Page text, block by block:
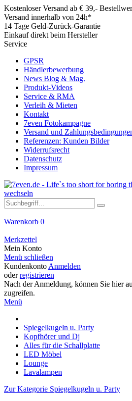
Kostenloser Versand ab € 39,-
Versand innerhalb von 24h*
14 Tage Geld-Zurück-Garantie
Einkauf direkt beim Hersteller
Service
GPSR
Händlerbewerbung
News Blog & Mag.
Produkt-Videos
Service & RMA
Verleih & Mieten
Kontakt
7even Fotokampagne
Versand und
Referenzen: Kunden Bilder
Widerrufsrecht
Datenschutz
Impressum
Warenkorb 0
Merkzettel
Mein Konto
Menü schließen
Kundenkonto Anmelden
oderregistrieren
Nach der Anmeldung, können Sie hier
zugreifen.
Menü
Spiegelkugeln u. Party
Kopfhörer und Dj
Alles für die Schallplatte
LED Möbel
Lounge
Lavalampen
Zur Kategorie Spiegelkugeln u. Party